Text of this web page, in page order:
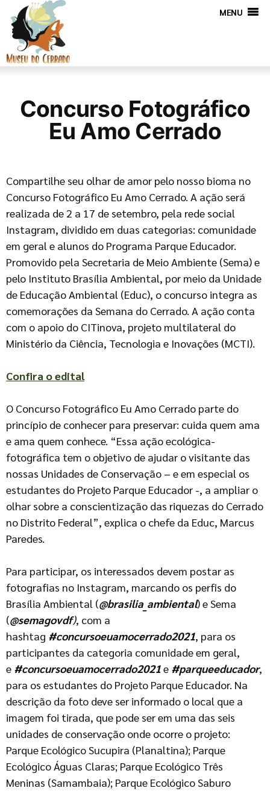
MENU
Concurso Fotográfico
Eu Amo Cerrado
Compartilhe seu olhar de amor pelo nosso bioma no
Concurso Fotográfico Eu Amo Cerrado. A ação será
realizada de 2 a 17 de setembro, pela rede social
Instagram, dividido em duas categorias: comunidade
em geral e alunos do Programa Parque Educador.
Promovido pela Secretaria de Meio Ambiente (Sema) e
pelo Instituto Brasília Ambiental, por meio da Unidade
de Educação Ambiental (Educ), o concurso integra as
comemorações da Semana do Cerrado. A ação conta
com o apoio do CITinova, projeto multilateral do
Ministério da Ciência, Tecnologia e Inovações (MCTI).
Confira o edital
O Concurso Fotográfico Eu Amo Cerrado parte do
princípio de conhecer para preservar: cuida quem ama
e ama quem conhece. “Essa ação ecológica-
fotográfica tem o objetivo de ajudar o visitante das
nossas Unidades de Conservação – e em especial os
estudantes do Projeto Parque Educador -, a ampliar o
olhar sobre a conscientização das riquezas do Cerrado
no Distrito Federal”, explica o chefe da Educ, Marcus
Paredes.
Para participar, os interessados devem postar as
fotografias no Instagram, marcando os perfis do
Brasília Ambiental (@brasilia_ambiental) e Sema
(@semagovdf), com a
hashtag #concursoeuamocerrado2021, para os
participantes da categoria comunidade em geral,
e #concursoeuamocerrado2021e #parqueeducador,
para os estudantes do Projeto Parque Educador. Na
descrição da foto deve ser informado o local que a
imagem foi tirada, que pode ser em uma das seis
unidades de conservação onde ocorre o projeto:
Parque Ecológico Sucupira (Planaltina); Parque
Ecológico Águas Claras; Parque Ecológico Três
Meninas (Samambaia); Parque Ecológico Saburo